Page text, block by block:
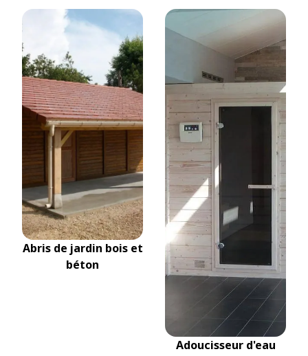
Abris de jardin bois et
béton
Adoucisseur d'eau